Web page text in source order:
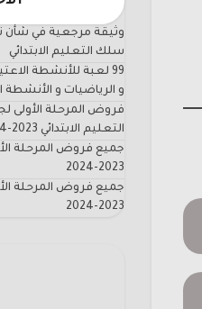
وثيقة مرجعية في شأن
سلك التعليم الابتدائي
99 لعبة للأنشطة
و الرياضيات و الأنشطة
فروض المرحلة الأولى
التعليم الابتدائي 2023-2024
جميع فروض المرحلة
2023-2024
جميع فروض المرحلة
2023-2024